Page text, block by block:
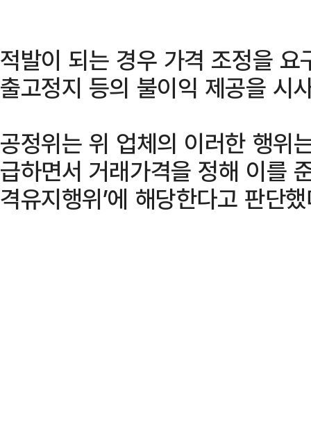
적발이 되는 경우 가격 조정을
출고정지 등의 불이익 제공을 시
공정위는 위 업체의 이러한 행위
급하면서 거래가격을 정해 이를
격유지행위’에 해당한다고 판단